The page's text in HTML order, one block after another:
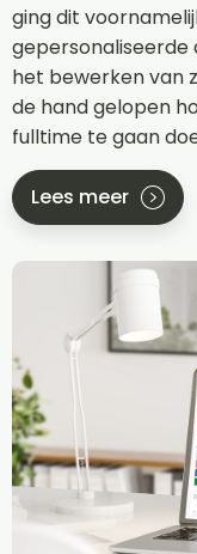
ging dit
gepersonaliseerde
het bewerken van
de hand gelopen
fulltime te gaan
Lees meer